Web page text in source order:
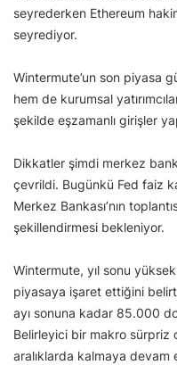
seyrederken Ethereum
seyrediyor.
Wintermute’un son piyasa
hem de kurumsal
şekilde eşzamanlı girişler
Dikkatler şimdi merkez
çevrildi. Bugünkü Fed faiz
Merkez Bankası’nın
şekillendirmesi bekleniyor.
Wintermute, yıl sonu
piyasaya işaret ettiğini
ayı sonuna kadar 85.000
Belirleyici bir makro sürpriz
aralıklarda kalmaya